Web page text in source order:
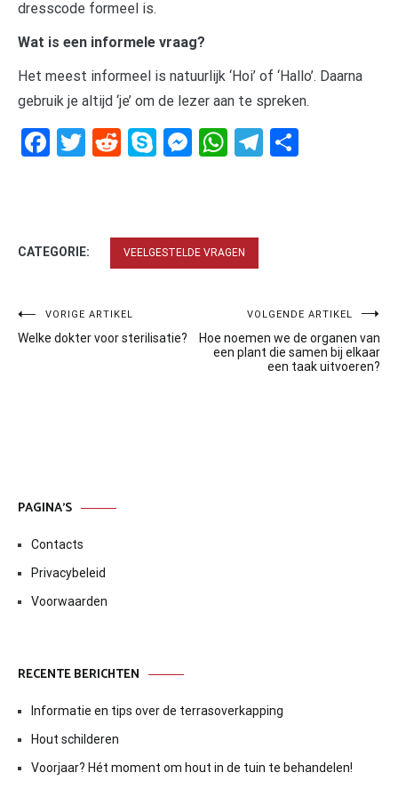
dresscode formeel is.
Wat is een informele vraag?
Het meest informeel is natuurlijk ‘Hoi’ of ‘Hallo’. Daarna
gebruik je altijd ‘je’ om de lezer aan te spreken.
Facebook
Twitter
RedditSkypeMessenger
WhatsApp
Telegram
CATEGORIE: VEELGESTELDE VRAGEN
Bericht
navigatie
VORIGE ARTIKEL
Welke dokter voor sterilisatie?
VOLGENDE ARTIKEL
Hoe noemen we de organen van
een plant die samen bij elkaar
een taak uitvoeren?
PAGINA’S
Contacts
Privacybeleid
Voorwaarden
RECENTE BERICHTEN
Informatie en tips over de terrasoverkapping
Hout schilderen
Voorjaar? Hét moment om hout in de tuin te behandelen!